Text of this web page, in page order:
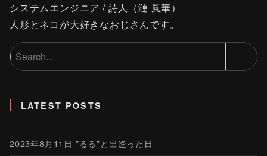
システムエンジニア / 詩人（漣 風華）
人形とネコが大好きなおじさんです。
LATEST POSTS
2023年8月11日 ”るる”と出逢った日